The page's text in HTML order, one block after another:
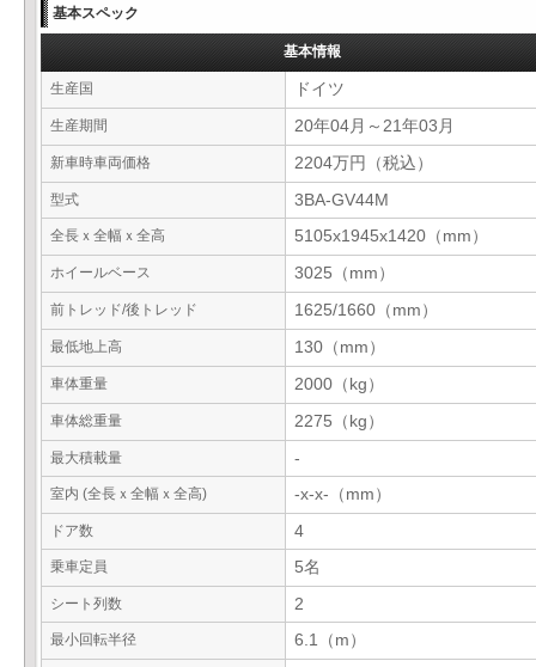
基本スペック
基本情報
生産国 ドイツ
生産期間 20年04月～21年03月
新車時車両価格 2204万円（税込）
型式 3BA-GV44M
全長ｘ全幅ｘ全高 5105x1945x1420（mm）
ホイールベース 3025（mm）
前トレッド/後トレッド 1625/1660（mm）
最低地上高 130（mm）
車体重量 2000（kg）
車体総重量 2275（kg）
最大積載量 -
室内 (全長ｘ全幅ｘ全高) -x-x-（mm）
ドア数 4
乗車定員 5名
シート列数 2
最小回転半径 6.1（m）